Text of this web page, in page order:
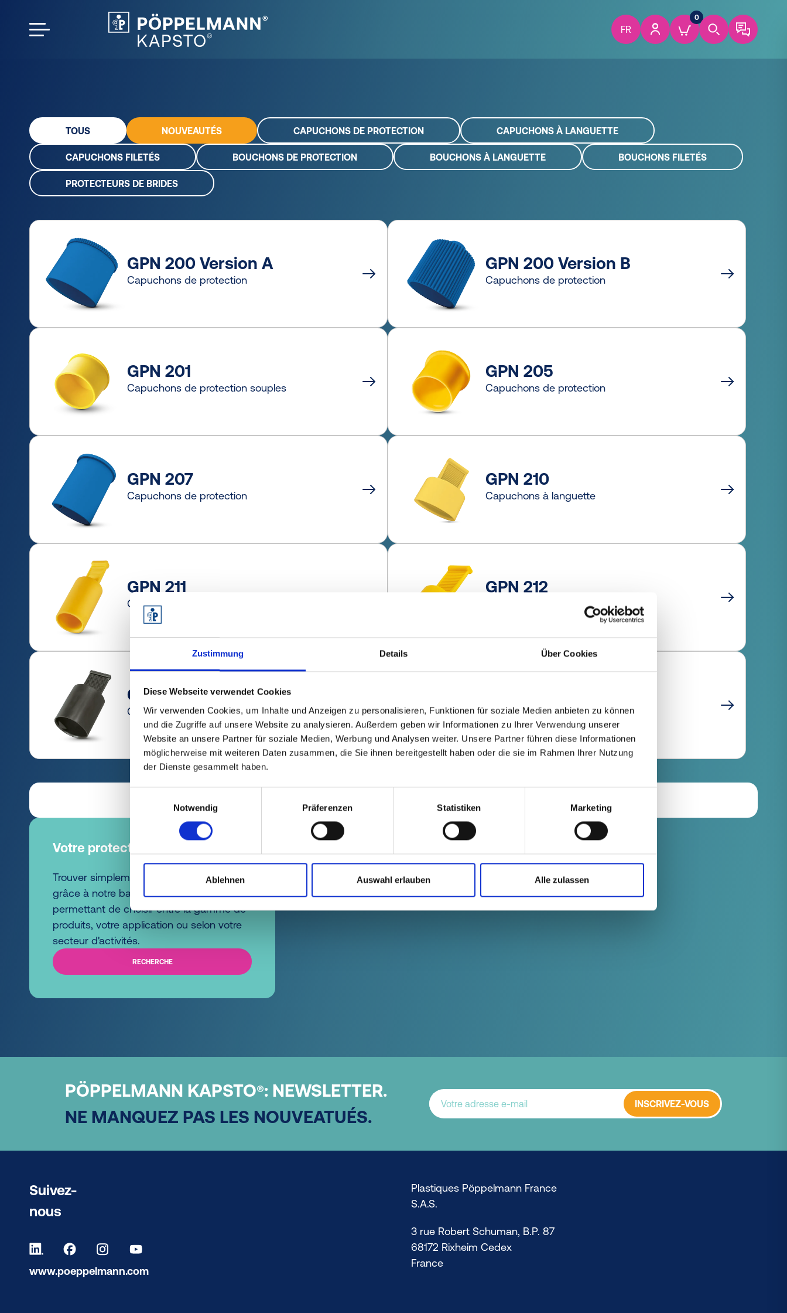
Zustimmung Details Über Cookies
Diese Webseite verwendet Cookies
Wir verwenden Cookies, um Inhalte und Anzeigen zu personalisieren, Funktionen für soziale Medien anbieten zu können
und die Zugriffe auf unsere Website zu analysieren. Außerdem geben wir Informationen zu Ihrer Verwendung unserer
Website an unsere Partner für soziale Medien, Werbung und Analysen weiter. Unsere Partner führen diese Informationen
möglicherweise mit weiteren Daten zusammen, die Sie ihnen bereitgestellt haben oder die sie im Rahmen Ihrer Nutzung
der Dienste gesammelt haben.
Notwendig
Präferenzen Statistiken Marketing
Ablehnen Auswahl erlauben Alle zulassen
FR
0
TOUS NOUVEAUTÉS CAPUCHONS DE PROTECTION CAPUCHONS À LANGUETTE
CAPUCHONS FILETÉS BOUCHONS DE PROTECTION BOUCHONS À LANGUETTE BOUCHONS FILETÉS
PROTECTEURS DE BRIDES
GPN 200 Version A
Capuchons de protection
GPN 200 Version B
Capuchons de protection
GPN 201
Capuchons de protection souples
GPN 205
Capuchons de protection
GPN 207
Capuchons de protection
GPN 210
Capuchons à languette
GPN 211
Capuchons souples à languette
GPN 212
Capuchons à languette
GPN 215
Capuchons à languette Capuchons à languette
Votre protecteur plus vite.
Trouver simplement votre protecteur idéal
grâce à notre barre de recherche vous
permettant de choisir entre la gamme de
produits, votre application ou selon votre
secteur d'activités.
RECHERCHE
PÖPPELMANN KAPSTO®: NEWSLETTER.
NE MANQUEZ PAS LES NOUVEATUÉS.
INSCRIVEZ-VOUS
Suivez-
nous
www.poeppelmann.com
Plastiques Pöppelmann France
S.A.S.
3 rue Robert Schuman, B.P. 87
68172 Rixheim Cedex
France